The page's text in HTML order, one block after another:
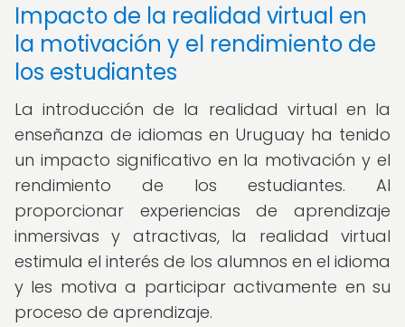
Impacto de la realidad virtual en
la motivación y el rendimiento de
los estudiantes
La introducción de la realidad virtual en la
enseñanza de idiomas en Uruguay ha tenido
un impacto significativo en la motivación y el
rendimiento de los estudiantes. Al
proporcionar experiencias de aprendizaje
inmersivas y atractivas, la realidad virtual
estimula el interés de los alumnos en el idioma
y les motiva a participar activamente en su
proceso de aprendizaje.